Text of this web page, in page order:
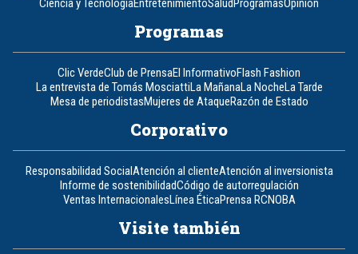
Programas
Clic VerdeClub de PrensaEl InformativoFlash Fashion
La entrevista de Tomás MosciattiLa MañanaLa NocheLa Tarde
Mesa de periodistasMujeres de AtaqueRazón de Estado
Corporativo
Responsabilidad SocialAtención al clienteAtención al inversionista
Informe de sostenibilidadCódigo de autorregulación
Ventas InternacionalesLínea ÉticaPrensa RCNOBA
Visite también